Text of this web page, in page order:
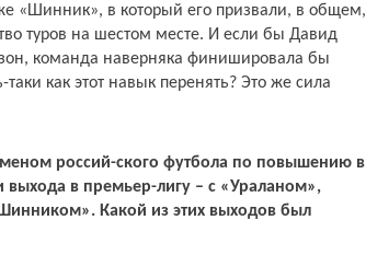
«Шинник», в который его призвали, в общем,
туров на шестом месте. И если бы Давид
команда наверняка финишировала бы
как этот навык перенять? Это же сила
россий-ского футбола по повышению в
выхода в премьер-лигу – с «Ураланом»,
Какой из этих выходов был